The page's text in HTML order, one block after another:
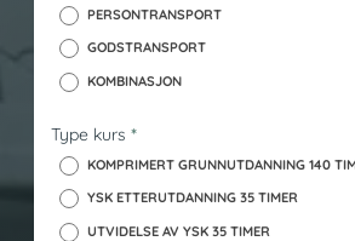
PERSONTRANSPORT
GODSTRANSPORT
KOMBINASJON
Type kurs *
KOMPRIMERT GRUNNUTDANNING 140
YSK ETTERUTDANNING 35 TIMER
UTVIDELSE AV YSK 35 TIMER